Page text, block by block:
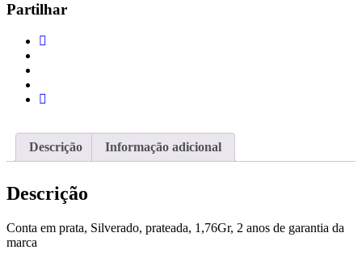
Partilhar
Descrição Informação adicional
Descrição
Conta em prata, Silverado, prateada, 1,76Gr, 2 anos de garantia da
marca